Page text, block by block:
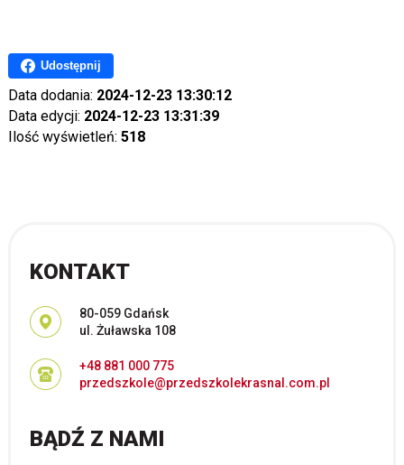
Udostępnij
Data dodania: 2024-12-23 13:30:12
Data edycji: 2024-12-23 13:31:39
Ilość wyświetleń: 518
KONTAKT
Adres pocztowy:
80-059 Gdańsk
ul. Żuławska 108
+48 881 000 775
przedszkole@przedszkolekrasnal.com.pl
BĄDŹ Z NAMI